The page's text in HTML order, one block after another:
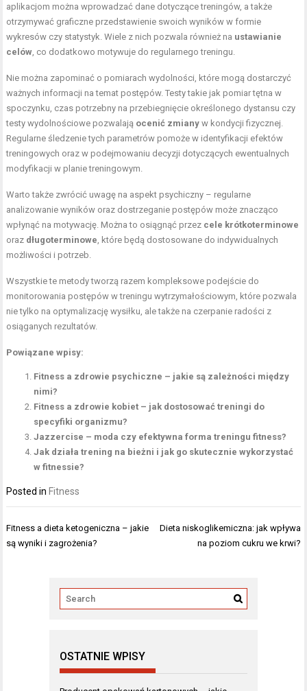
aplikacjom można wprowadzać dane dotyczące treningów, a także
otrzymywać graficzne przedstawienie swoich wyników w formie
wykresów czy statystyk. Wiele z nich pozwala również na ustawianie
celów, co dodatkowo motywuje do regularnego treningu.
Nie można zapominać o pomiarach wydolności, które mogą dostarczyć
ważnych informacji na temat postępów. Testy takie jak pomiar tętna w
spoczynku, czas potrzebny na przebiegnięcie określonego dystansu czy
testy wydolnościowe pozwalają ocenić zmiany w kondycji fizycznej.
Regularne śledzenie tych parametrów pomoże w identyfikacji efektów
treningowych oraz w podejmowaniu decyzji dotyczących ewentualnych
modyfikacji w planie treningowym.
Warto także zwrócić uwagę na aspekt psychiczny – regularne
analizowanie wyników oraz dostrzeganie postępów może znacząco
wpłynąć na motywację. Można to osiągnąć przez cele krótkoterminowe
oraz długoterminowe, które będą dostosowane do indywidualnych
możliwości i potrzeb.
Wszystkie te metody tworzą razem kompleksowe podejście do
monitorowania postępów w treningu wytrzymałościowym, które pozwala
nie tylko na optymalizację wysiłku, ale także na czerpanie radości z
osiąganych rezultatów.
Powiązane wpisy:
Fitness a zdrowie psychiczne – jakie są zależności między
nimi?
Fitness a zdrowie kobiet – jak dostosować treningi do
specyfiki organizmu?
Jazzercise – moda czy efektywna forma treningu fitness?
Jak działa trening na bieżni i jak go skutecznie wykorzystać
w fitnessie?
Posted in Fitness
Nawigacja
wpisu
Fitness a dieta ketogeniczna – jakie
są wyniki i zagrożenia?
Dieta niskoglikemiczna: jak wpływa
na poziom cukru we krwi?
OSTATNIE WPISY